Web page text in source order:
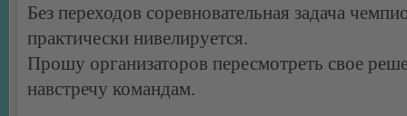
Без переходов соревновательная задача
практически нивелируется.
Прошу организаторов пересмотреть свое
навстречу командам.